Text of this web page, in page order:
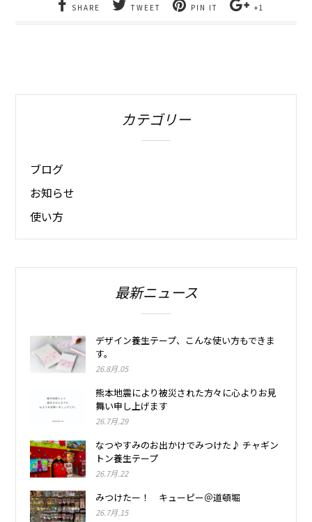
SHARE TWEET PIN IT +1
カテゴリー
ブログ
お知らせ
使い方
最新ニュース
デザイン養生テープ、こんな使い方もできま
す。
26.8月.05
熊本地震により被災された方々に心よりお見
舞い申し上げます
26.7月.29
なつやすみのお出かけでみつけた♪ チャギン
トン養生テープ
26.7月.22
みつけたー！ キューピー＠道頓堀
26.7月.15